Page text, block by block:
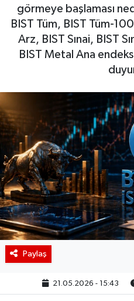
görmeye başlaması
BIST Tüm, BIST Tüm-
Arz, BIST Sınai, BIST
BIST Metal Ana
Paylaş
21.05.2026 - 15:43
Şirket Haberleri
Borsa Gundem
BIST 100 Isı Haritası
Coin Isı Haritası
Ekonomik Takvim
Kiripto Para Piyasası
Gizlilik Sözleşmesi
Hakkımızda
İletişim